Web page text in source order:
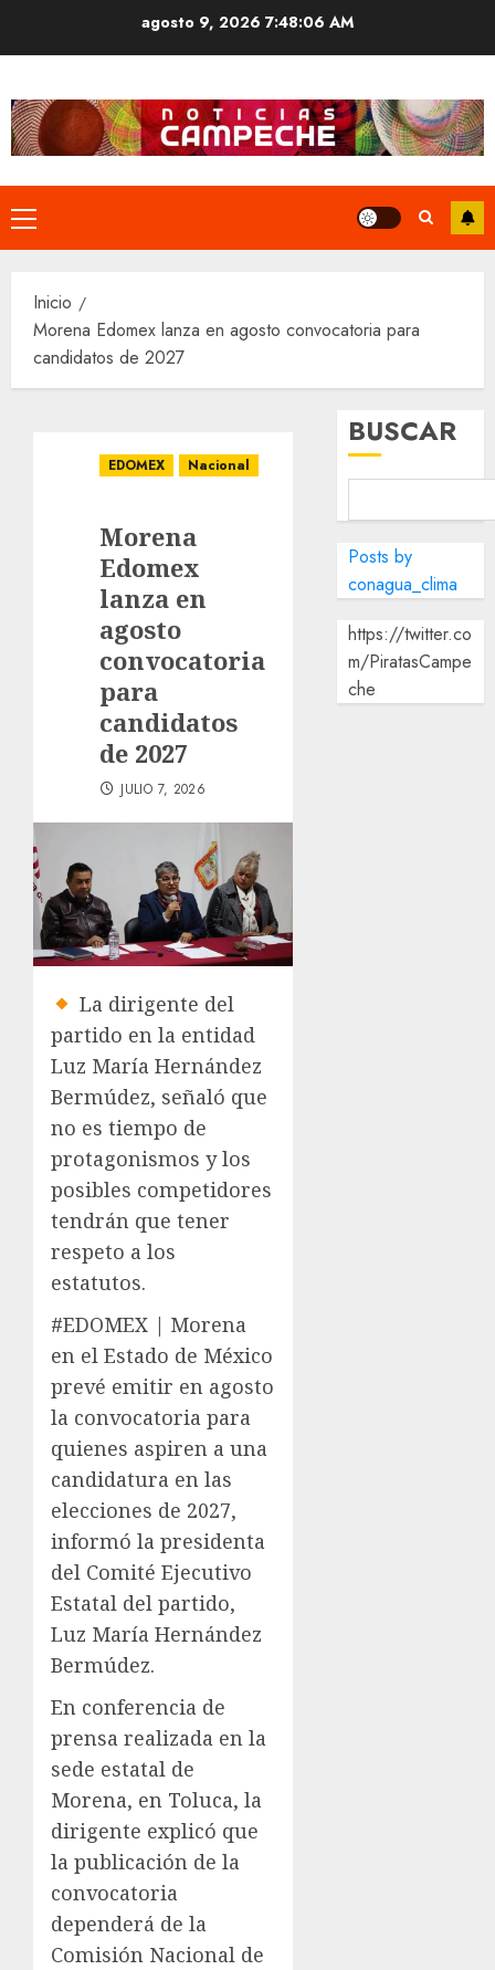
agosto 9, 20267:48:07 AM
Menú
principal
Inicio
Morena Edomex lanza en agosto convocatoria para
candidatos de 2027
EDOMEX Nacional
Morena
Edomex
lanza en
agosto
convocatoria
para
candidatos
de 2027
JULIO 7, 2026
La dirigente del
partido en la entidad
Luz María Hernández
Bermúdez, señaló que
no es tiempo de
protagonismos y los
posibles competidores
tendrán que tener
respeto a los
estatutos.
#EDOMEX | Morena
en el Estado de México
prevé emitir en agosto
la convocatoria para
quienes aspiren a una
candidatura en las
elecciones de 2027,
informó la presidenta
del Comité Ejecutivo
Estatal del partido,
Luz María Hernández
Bermúdez.
En conferencia de
prensa realizada en la
sede estatal de
Morena, en Toluca, la
dirigente explicó que
la publicación de la
convocatoria
dependerá de la
Comisión Nacional de
BUSCAR
Posts by
conagua_clima
https://twitter.co
m/PiratasCampe
che